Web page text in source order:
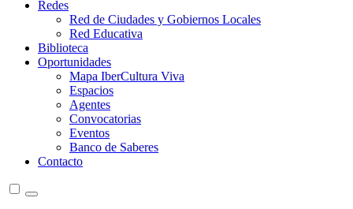
Redes
Red de Ciudades y Gobiernos Locales
Red Educativa
Biblioteca
Oportunidades
Mapa IberCultura Viva
Espacios
Agentes
Convocatorias
Eventos
Banco de Saberes
Contacto